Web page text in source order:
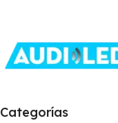
Categorías